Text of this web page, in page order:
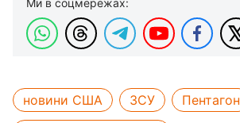
Ми в соцмережах:
новини США ЗСУ
Пентагон